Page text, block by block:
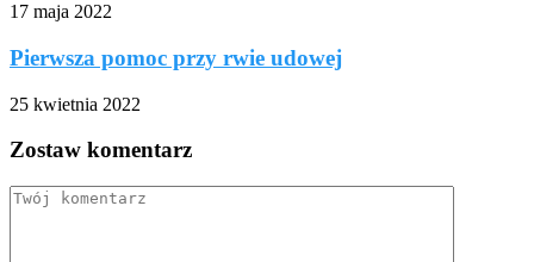
17 maja 2022
Pierwsza pomoc przy rwie udowej
25 kwietnia 2022
Zostaw komentarz